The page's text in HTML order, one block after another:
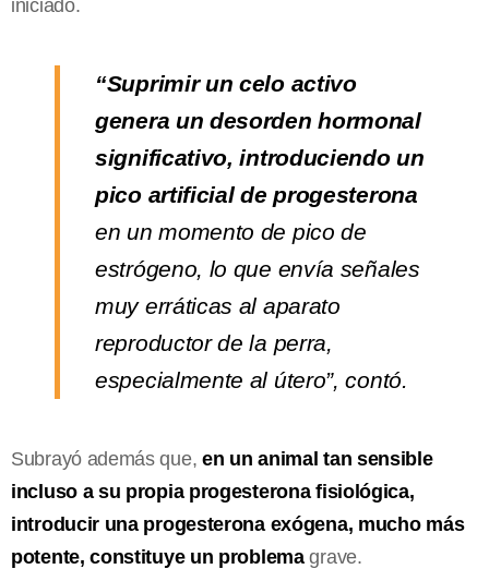
iniciado.
“Suprimir un celo activo
genera un desorden hormonal
significativo, introduciendo un
pico artificial de progesterona
en un momento de pico de
estrógeno, lo que envía señales
muy erráticas al aparato
reproductor de la perra,
especialmente al útero”, contó.
Subrayó además que, en un animal tan sensible
incluso a su propia progesterona fisiológica,
introducir una progesterona exógena, mucho más
potente, constituye un problemagrave.